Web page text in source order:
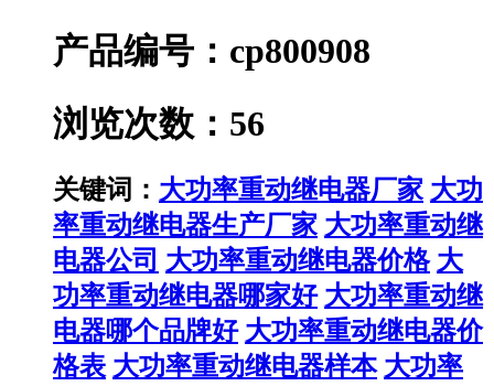
产品编号：cp800908
浏览次数：56
关键词： 大功率重动继电器厂家 大功
率重动继电器生产厂家 大功率重动继
电器公司 大功率重动继电器价格 大
功率重动继电器哪家好 大功率重动继
电器哪个品牌好 大功率重动继电器价
格表 大功率重动继电器样本 大功率